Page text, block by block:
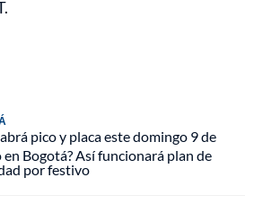
pico y placa este domingo 9 de
en Bogotá? Así funcionará plan de
por festivo